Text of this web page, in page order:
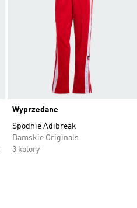
Wyprzedane
Spodnie Adibreak
Damskie Originals
3 kolory